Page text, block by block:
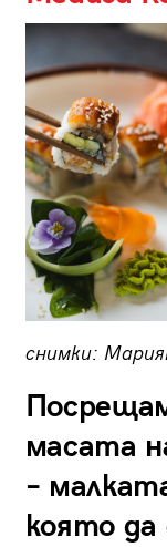
снимки:
масата
–
която